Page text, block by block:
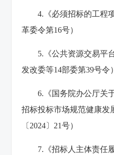
4.《必须招标的工程
革委令第16号）
5.《公共资源交易平
发改委等14部委第39号令）
6.《国务院办公厅关
招标投标市场规范健康发
〔2024〕21号）
7.《招标人主体责任